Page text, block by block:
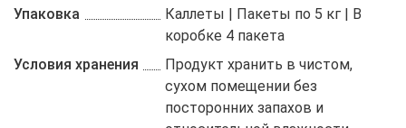
Упаковка
Каллеты | Пакеты по 5 кг | В
коробке 4 пакета
Условия хранения
Продукт хранить в чистом,
сухом помещении без
посторонних запахов и